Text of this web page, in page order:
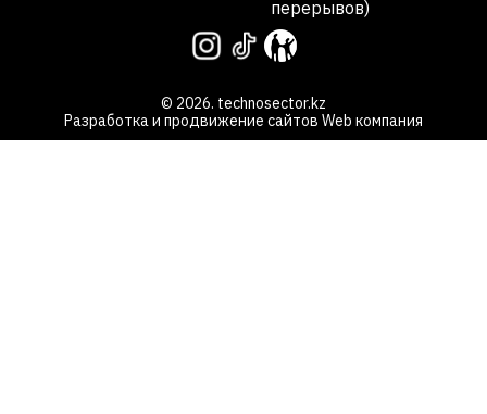
перерывов)
© 2026. technosector.kz
Разработка и продвижение сайтов Web компания